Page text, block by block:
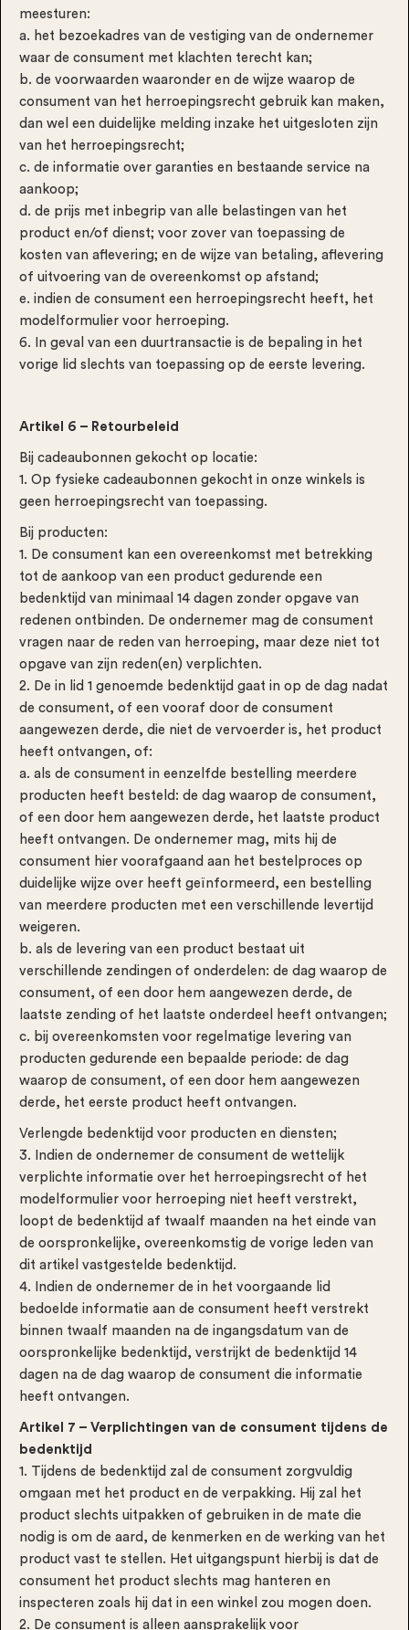
meesturen:
a. het bezoekadres van de vestiging van de ondernemer
waar de consument met klachten terecht kan;
b. de voorwaarden waaronder en de wijze waarop de
consument van het herroepingsrecht gebruik kan maken,
dan wel een duidelijke melding inzake het uitgesloten zijn
van het herroepingsrecht;
c. de informatie over garanties en bestaande service na
aankoop;
d. de prijs met inbegrip van alle belastingen van het
product en/of dienst; voor zover van toepassing de
kosten van aflevering; en de wijze van betaling, aflevering
of uitvoering van de overeenkomst op afstand;
e. indien de consument een herroepingsrecht heeft, het
modelformulier voor herroeping.
6. In geval van een duurtransactie is de bepaling in het
vorige lid slechts van toepassing op de eerste levering.
Artikel 6 – Retourbeleid
Bij cadeaubonnen gekocht op locatie:
1. Op fysieke cadeaubonnen gekocht in onze winkels is
geen herroepingsrecht van toepassing.
Bij producten:
1. De consument kan een overeenkomst met betrekking
tot de aankoop van een product gedurende een
bedenktijd van minimaal 14 dagen zonder opgave van
redenen ontbinden. De ondernemer mag de consument
vragen naar de reden van herroeping, maar deze niet tot
opgave van zijn reden(en) verplichten.
2. De in lid 1 genoemde bedenktijd gaat in op de dag nadat
de consument, of een vooraf door de consument
aangewezen derde, die niet de vervoerder is, het product
heeft ontvangen, of:
a. als de consument in eenzelfde bestelling meerdere
producten heeft besteld: de dag waarop de consument,
of een door hem aangewezen derde, het laatste product
heeft ontvangen. De ondernemer mag, mits hij de
consument hier voorafgaand aan het bestelproces op
duidelijke wijze over heeft geïnformeerd, een bestelling
van meerdere producten met een verschillende levertijd
weigeren.
b. als de levering van een product bestaat uit
verschillende zendingen of onderdelen: de dag waarop de
consument, of een door hem aangewezen derde, de
laatste zending of het laatste onderdeel heeft ontvangen;
c. bij overeenkomsten voor regelmatige levering van
producten gedurende een bepaalde periode: de dag
waarop de consument, of een door hem aangewezen
derde, het eerste product heeft ontvangen.
Verlengde bedenktijd voor producten en diensten;
3. Indien de ondernemer de consument de wettelijk
verplichte informatie over het herroepingsrecht of het
modelformulier voor herroeping niet heeft verstrekt,
loopt de bedenktijd af twaalf maanden na het einde van
de oorspronkelijke, overeenkomstig de vorige leden van
dit artikel vastgestelde bedenktijd.
4. Indien de ondernemer de in het voorgaande lid
bedoelde informatie aan de consument heeft verstrekt
binnen twaalf maanden na de ingangsdatum van de
oorspronkelijke bedenktijd, verstrijkt de bedenktijd 14
dagen na de dag waarop de consument die informatie
heeft ontvangen.
Artikel 7 – Verplichtingen van de consument tijdens de
bedenktijd
1. Tijdens de bedenktijd zal de consument zorgvuldig
omgaan met het product en de verpakking. Hij zal het
product slechts uitpakken of gebruiken in de mate die
nodig is om de aard, de kenmerken en de werking van het
product vast te stellen. Het uitgangspunt hierbij is dat de
consument het product slechts mag hanteren en
inspecteren zoals hij dat in een winkel zou mogen doen.
2. De consument is alleen aansprakelijk voor